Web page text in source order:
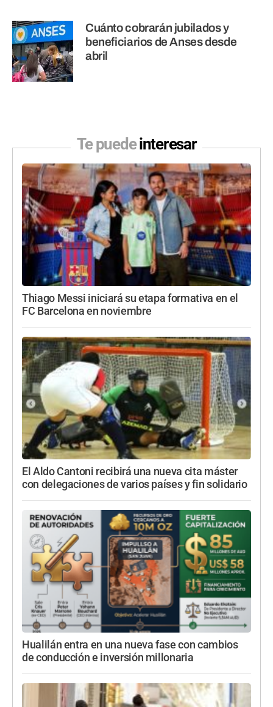
Cuánto cobrarán jubilados y
beneficiarios de Anses desde
abril
Te puedeinteresar
Thiago Messi iniciará su etapa formativa en el
FC Barcelona en noviembre
El Aldo Cantoni recibirá una nueva cita máster
con delegaciones de varios países y fin solidario
Hualilán entra en una nueva fase con cambios
de conducción e inversión millonaria